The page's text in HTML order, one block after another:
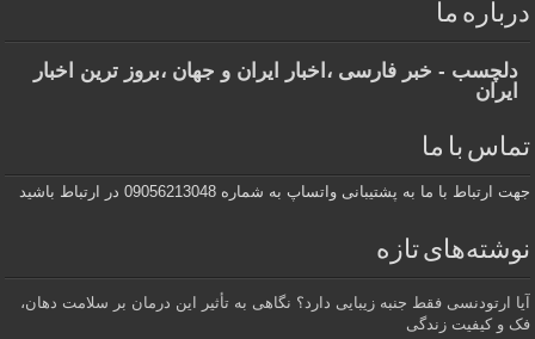
درباره ما
دلچسب - خبر فارسی ،اخبار ایران و جهان ،بروز ترین اخبار
ایران
تماس با ما
جهت ارتباط با ما به پشتیبانی واتساپ به شماره 09056213048 در ارتباط باشید
نوشته‌های تازه
آیا ارتودنسی فقط جنبه زیبایی دارد؟ نگاهی به تأثیر این درمان بر سلامت دهان،
فک و کیفیت زندگی